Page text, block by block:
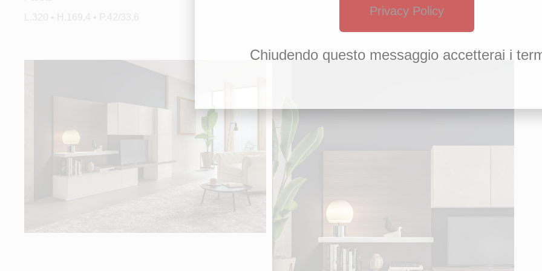
L.320 • H.169,4 • P.42/33,6
Privacy Policy
Chiudendo questo messaggio accetterai i